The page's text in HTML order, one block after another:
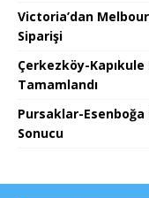
Victoria’dan
Siparişi
Çerkezköy-
Tamamlandı
Pursaklar-Esenboğa
Sonucu